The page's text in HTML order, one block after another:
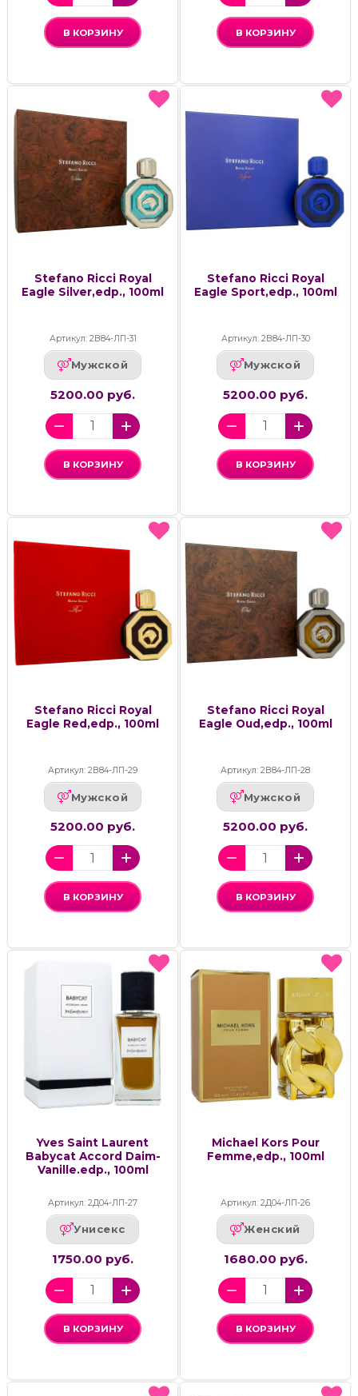
В КОРЗИНУ В КОРЗИНУ
Stefano Ricci Royal
Eagle Silver,edp., 100ml
Артикул: 2В84-ЛП-31
Мужской
5200.00 руб.
В КОРЗИНУ
Stefano Ricci Royal
Eagle Sport,edp., 100ml
Артикул: 2В84-ЛП-30
Мужской
5200.00 руб.
В КОРЗИНУ
Stefano Ricci Royal
Eagle Red,edp., 100ml
Артикул: 2В84-ЛП-29
Мужской
5200.00 руб.
В КОРЗИНУ
Stefano Ricci Royal
Eagle Oud,edp., 100ml
Артикул: 2В84-ЛП-28
Мужской
5200.00 руб.
В КОРЗИНУ
Yves Saint Laurent
Babycat Accord Daim-
Vanille.edp., 100ml
Артикул: 2Д04-ЛП-27
Унисекс
1750.00 руб.
В КОРЗИНУ
Michael Kors Pour
Femme,edp., 100ml
Артикул: 2Д04-ЛП-26
Женский
1680.00 руб.
В КОРЗИНУ